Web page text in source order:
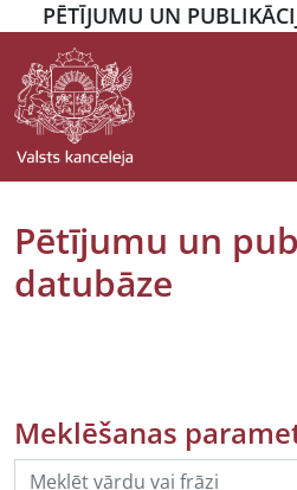
PĒTĪJUMU UN
Pētījumu un
datubāze
Meklēšanas